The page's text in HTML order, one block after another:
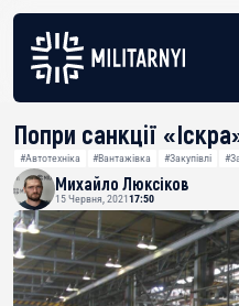
Попри санкції
#Автотехніка #Вантажівка #Закупівлі
Михайло Люксіков
15 Червня, 202117:50